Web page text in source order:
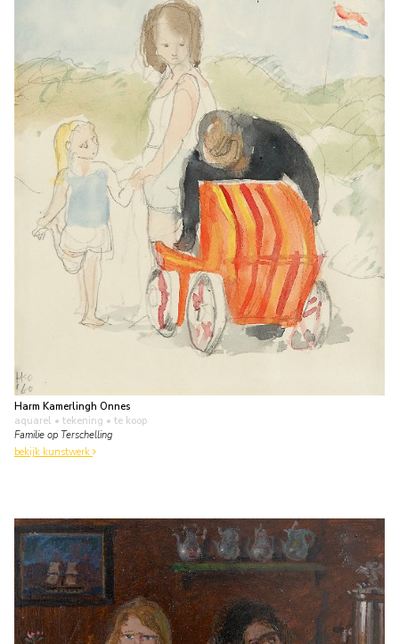
Harm Kamerlingh Onnes
aquarel • tekening • te koop
Familie op Terschelling
bekijk kunstwerk